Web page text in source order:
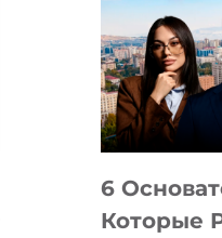
6
Которые